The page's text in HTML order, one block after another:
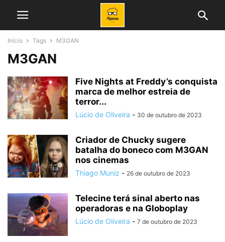
Início Tags M3GAN
M3GAN
Five Nights at Freddy’s conquista
marca de melhor estreia de
terror...
Lúcio de Oliveira - 30 de outubro de 2023
Criador de Chucky sugere
batalha do boneco com M3GAN
nos cinemas
Thiago Muniz - 26 de outubro de 2023
Telecine terá sinal aberto nas
operadoras e na Globoplay
Lúcio de Oliveira - 7 de outubro de 2023